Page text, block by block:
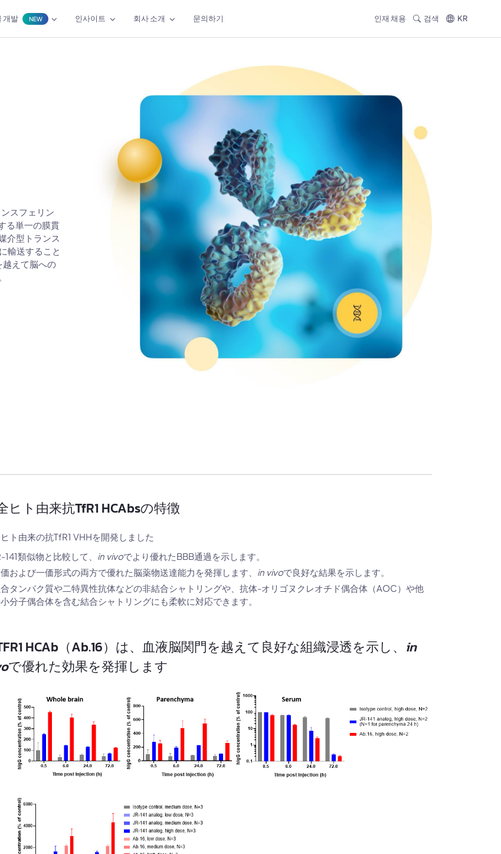
개발 NEW 인사이트 회사 소개 문의하기 인재 채용 검색 KR
スフェリン
る単一の膜貫
介型トランス
輸送すること
越えて脳への
ヒト由来抗TfR1 HCAbsの特徴
ト由来の抗TfR1 VHHを開発しました
141類似物と比較して、 in vivoでより優れたBBB通過を示します。
および一価形式の両方で優れた脳薬物送達能力を発揮します、 in vivoで良好な結果を示します。
タンパク質や二特異性抗体などの非結合シャトリングや、抗体-オリゴヌクレオチド偶合体（AOC）や他
分子偶合体を含む結合シャトリングにも柔軟に対応できます。
HCAb（Ab.16）は、血液脳関門を越えて良好な組織浸透を示し、 in
で優れた効果を発揮します